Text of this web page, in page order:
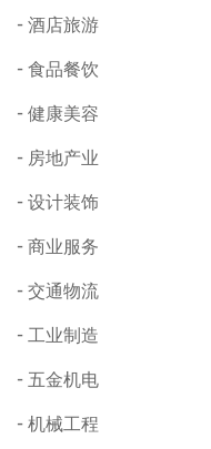
酒店旅游
食品餐饮
健康美容
房地产业
设计装饰
商业服务
交通物流
工业制造
五金机电
机械工程